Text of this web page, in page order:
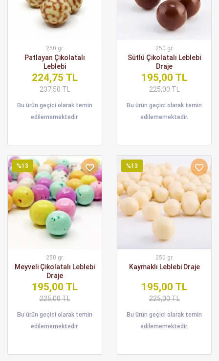
250 gr.
Patlayan Çikolatalı
Leblebi
224,75 TL
237,50 TL
Bu ürün geçici olarak temin
edilememektedir.
250 gr.
Sütlü Çikolatalı Leblebi
Draje
195,00 TL
225,00 TL
Bu ürün geçici olarak temin
edilememektedir.
%13
250 gr.
Meyveli Çikolatalı Leblebi
Draje
195,00 TL
225,00 TL
Bu ürün geçici olarak temin
edilememektedir.
%13
250 gr.
Kaymaklı Leblebi Draje
195,00 TL
225,00 TL
Bu ürün geçici olarak temin
edilememektedir.